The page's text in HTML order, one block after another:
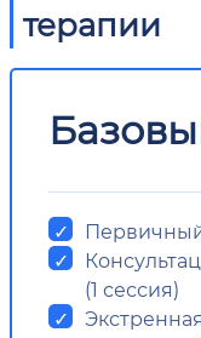
терапии
(1 сессия)